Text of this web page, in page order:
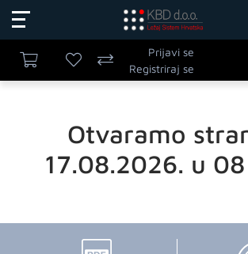
Prijavi se
Registriraj se
Otvaramo
17.08.2026. u